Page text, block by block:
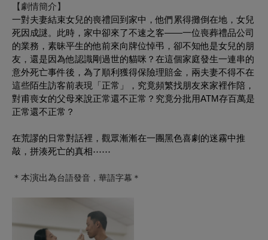
【劇情簡介】
一對夫妻結束女兒的喪禮回到家中，他們累得攤倒在地，女兒
死因成謎。此時，家中卻來了不速之客——一位喪葬禮品公司
的業務，素昧平生的他前來向牌位悼弔，卻不知他是女兒的朋
友，還是因為他認識剛過世的貓咪？在這個家庭發生一連串的
意外死亡事件後，為了順利獲得保險理賠金，兩夫妻不得不在
這些陌生訪客前表現「正常」，究竟頻繁找朋友來家裡作陪，
對甫喪女的父母來說正常還不正常？究竟分批用ATM存百萬是
正常還不正常？
在荒謬的日常對話裡，觀眾漸漸在一團黑色喜劇的迷霧中推
敲，拼湊死亡的真相⋯⋯
＊本演出為台語發音，華語字幕＊